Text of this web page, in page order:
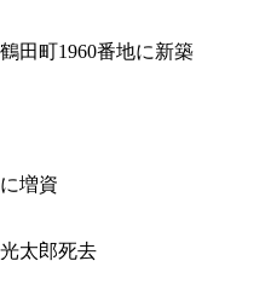
田町1960番地に新築
増資
太郎死去